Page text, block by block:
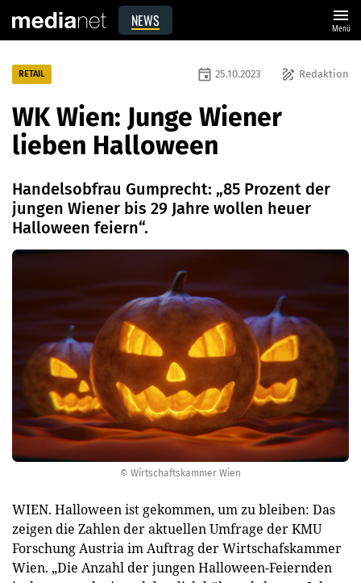
NEWS menu
Menü
© Wirtschaftskammer Wien
RETAIL draw Redaktion
event 25.10.2023
WK Wien: Junge Wiener
lieben Halloween
Handelsobfrau Gumprecht: „85 Prozent der
jungen Wiener bis 29 Jahre wollen heuer
Halloween feiern“.
WIEN. Halloween ist gekommen, um zu bleiben: Das
zeigen die Zahlen der aktuellen Umfrage der KMU
Forschung Austria im Auftrag der Wirtschafskammer
Wien. „Die Anzahl der jungen Halloween-Feiernden